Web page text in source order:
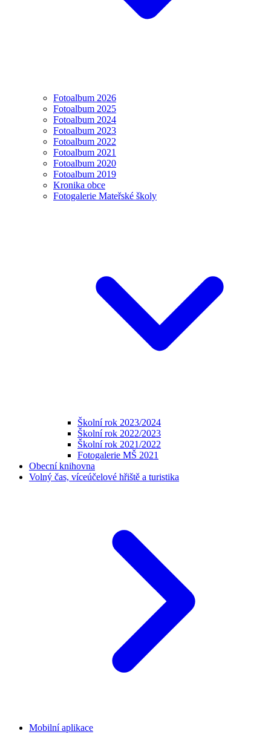
Fotoalbum 2026
Fotoalbum 2025
Fotoalbum 2024
Fotoalbum 2023
Fotoalbum 2022
Fotoalbum 2021
Fotoalbum 2020
Fotoalbum 2019
Kronika obce
Fotogalerie Mateřské školy
Školní rok 2023/2024
Školní rok 2022/2023
Školní rok 2021/2022
Fotogalerie MŠ 2021
Obecní knihovna
Volný čas, víceúčelové hřiště a turistika
Mobilní aplikace